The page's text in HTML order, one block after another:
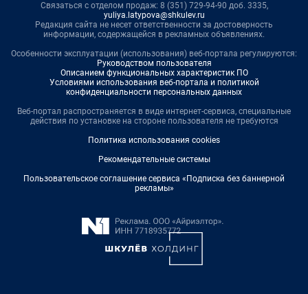
Связаться с отделом продаж: 8 (351) 729-94-90 доб. 3335,
yuliya.latypova@shkulev.ru
Редакция сайта не несет ответственности за достоверность
информации, содержащейся в рекламных объявлениях.
Особенности эксплуатации (использования) веб-портала регулируются:
Руководством пользователя
Описанием функциональных характеристик ПО
Условиями использования веб-портала и политикой
конфиденциальности персональных данных
Веб-портал распространяется в виде интернет-сервиса, специальные
действия по установке на стороне пользователя не требуются
Политика использования cookies
Рекомендательные системы
Пользовательское соглашение сервиса «Подписка без баннерной
рекламы»